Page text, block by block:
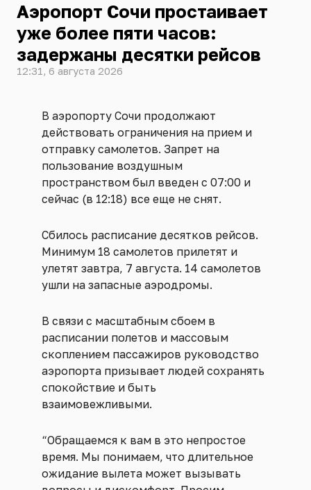
Аэропорт Сочи простаивает
уже более пяти часов:
задержаны десятки рейсов
12:31, 6 августа 2026
В аэропорту Сочи продолжают
действовать ограничения на прием и
отправку самолетов. Запрет на
пользование воздушным
пространством был введен с 07:00 и
сейчас (в 12:18) все еще не снят.
Сбилось расписание десятков рейсов.
Минимум 18 самолетов прилетят и
улетят завтра, 7 августа. 14 самолетов
ушли на запасные аэродромы.
В связи с масштабным сбоем в
расписании полетов и массовым
скоплением пассажиров руководство
аэропорта призывает людей сохранять
спокойствие и быть
взаимовежливыми.
“Обращаемся к вам в это непростое
время. Мы понимаем, что длительное
ожидание вылета может вызывать